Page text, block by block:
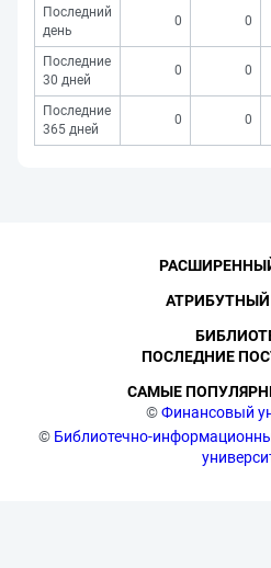
Последний
день
0 0
Последние
30 дней
0 0
Последние
365 дней
0 0
©Финансовый
© Библиотечно-
ПОСЛЕДНИЕ
САМЫЕ